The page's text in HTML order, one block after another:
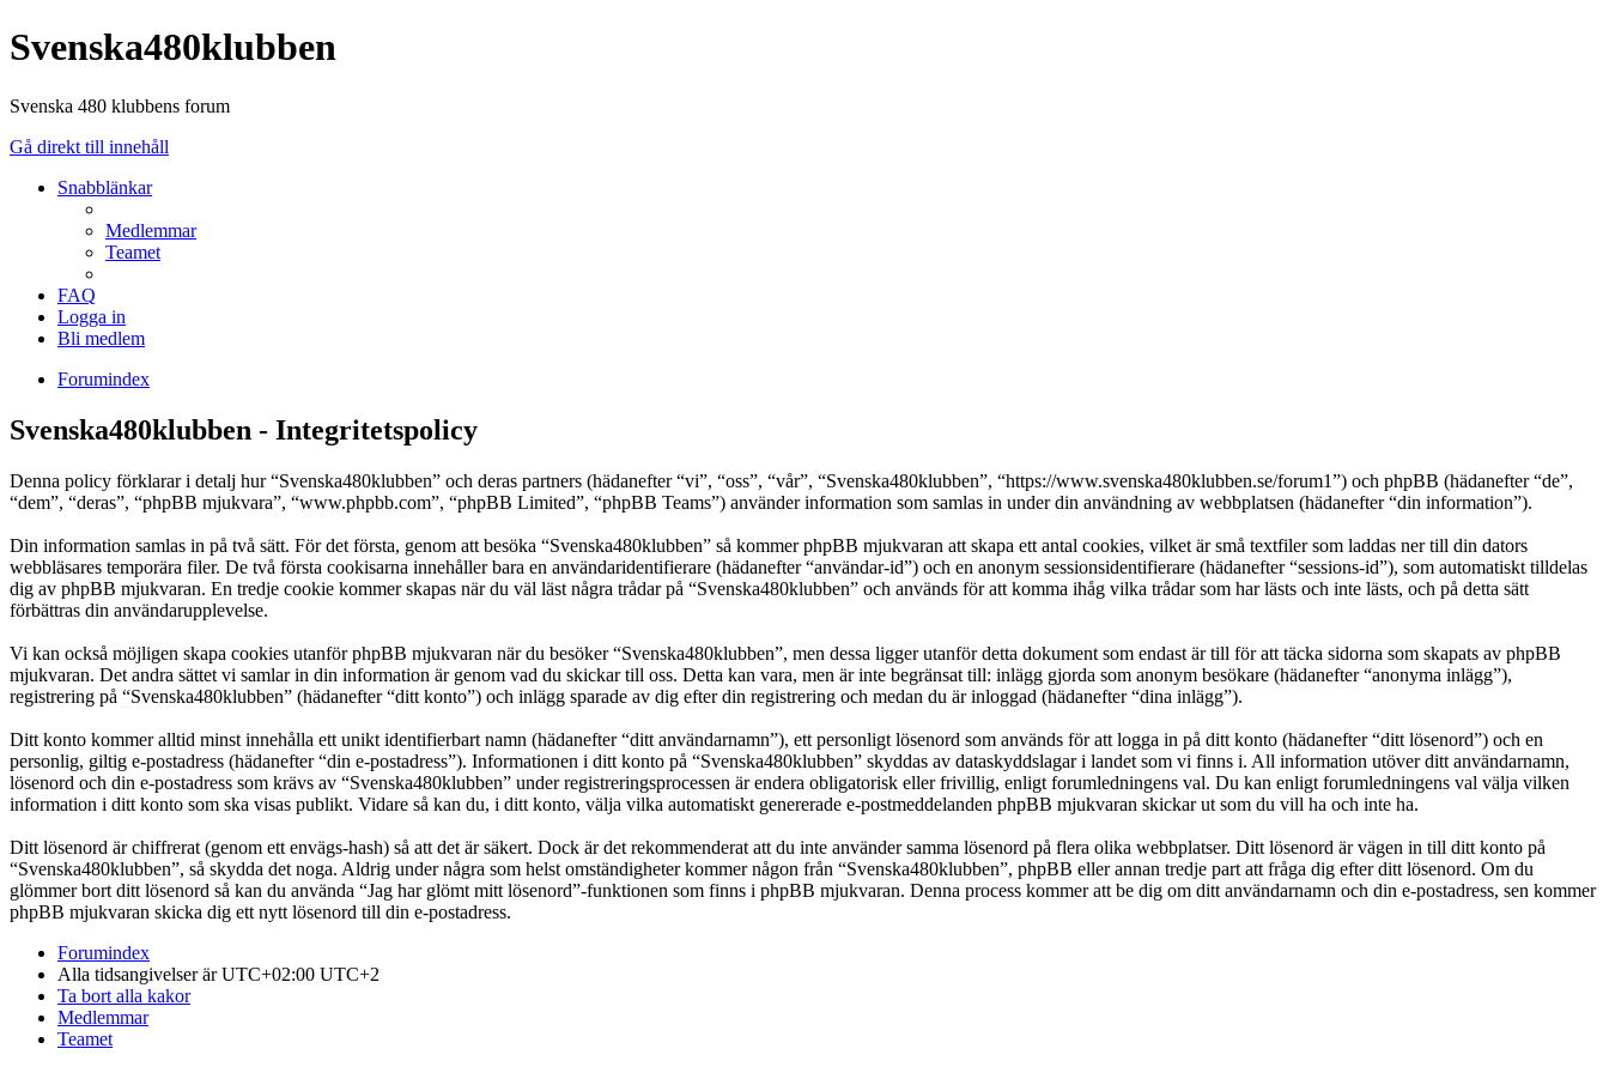
Svenska480klubben
Svenska 480 klubbens forum
Gå direkt till innehåll
Snabblänkar
Medlemmar
Teamet
FAQ
Logga in
Bli medlem
Forumindex
Svenska480klubben - Integritetspolicy
Denna policy förklarar i detalj hur “Svenska480klubben” och deras partners (hädanefter “vi”, “oss”, “vår”, “Svenska480klubben”, “https://www.svenska480klubben.se/forum1”) och phpBB (hädanefter “de”,
“dem”, “deras”, “phpBB mjukvara”, “www.phpbb.com”, “phpBB Limited”, “phpBB Teams”) använder information som samlas in under din användning av webbplatsen (hädanefter “din information”).
Din information samlas in på två sätt. För det första, genom att besöka “Svenska480klubben” så kommer phpBB mjukvaran att skapa ett antal cookies, vilket är små textfiler som laddas ner till din dators
webbläsares temporära filer. De två första cookisarna innehåller bara en användaridentifierare (hädanefter “användar-id”) och en anonym sessionsidentifierare (hädanefter “sessions-id”), som automatiskt tilldelas
dig av phpBB mjukvaran. En tredje cookie kommer skapas när du väl läst några trådar på “Svenska480klubben” och används för att komma ihåg vilka trådar som har lästs och inte lästs, och på detta sätt
förbättras din användarupplevelse.
Vi kan också möjligen skapa cookies utanför phpBB mjukvaran när du besöker “Svenska480klubben”, men dessa ligger utanför detta dokument som endast är till för att täcka sidorna som skapats av phpBB
mjukvaran. Det andra sättet vi samlar in din information är genom vad du skickar till oss. Detta kan vara, men är inte begränsat till: inlägg gjorda som anonym besökare (hädanefter “anonyma inlägg”),
registrering på “Svenska480klubben” (hädanefter “ditt konto”) och inlägg sparade av dig efter din registrering och medan du är inloggad (hädanefter “dina inlägg”).
Ditt konto kommer alltid minst innehålla ett unikt identifierbart namn (hädanefter “ditt användarnamn”), ett personligt lösenord som används för att logga in på ditt konto (hädanefter “ditt lösenord”) och en
personlig, giltig e-postadress (hädanefter “din e-postadress”). Informationen i ditt konto på “Svenska480klubben” skyddas av dataskyddslagar i landet som vi finns i. All information utöver ditt användarnamn,
lösenord och din e-postadress som krävs av “Svenska480klubben” under registreringsprocessen är endera obligatorisk eller frivillig, enligt forumledningens val. Du kan enligt forumledningens val välja vilken
information i ditt konto som ska visas publikt. Vidare så kan du, i ditt konto, välja vilka automatiskt genererade e-postmeddelanden phpBB mjukvaran skickar ut som du vill ha och inte ha.
Ditt lösenord är chiffrerat (genom ett envägs-hash) så att det är säkert. Dock är det rekommenderat att du inte använder samma lösenord på flera olika webbplatser. Ditt lösenord är vägen in till ditt konto på
“Svenska480klubben”, så skydda det noga. Aldrig under några som helst omständigheter kommer någon från “Svenska480klubben”, phpBB eller annan tredje part att fråga dig efter ditt lösenord. Om du
glömmer bort ditt lösenord så kan du använda “Jag har glömt mitt lösenord”-funktionen som finns i phpBB mjukvaran. Denna process kommer att be dig om ditt användarnamn och din e-postadress, sen kommer
phpBB mjukvaran skicka dig ett nytt lösenord till din e-postadress.
Forumindex
Alla tidsangivelser är UTC+02:00 UTC+2
Ta bort alla kakor
Medlemmar
Teamet